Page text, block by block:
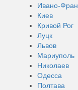
Ивано-
Киев
Кривой Рог
Луцк
Львов
Мариуполь
Николаев
Одесса
Полтава